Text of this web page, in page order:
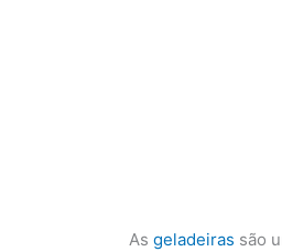
As geladeiras são